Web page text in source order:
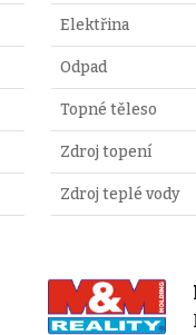
Elektřina
Odpad
Topné těleso
Zdroj topení
Zdroj teplé vody